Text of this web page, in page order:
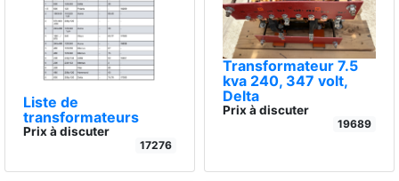
Liste de
transformateurs
Prix à discuter
17276
Transformateur 7.5
kva 240, 347 volt,
Delta
Prix à discuter
19689